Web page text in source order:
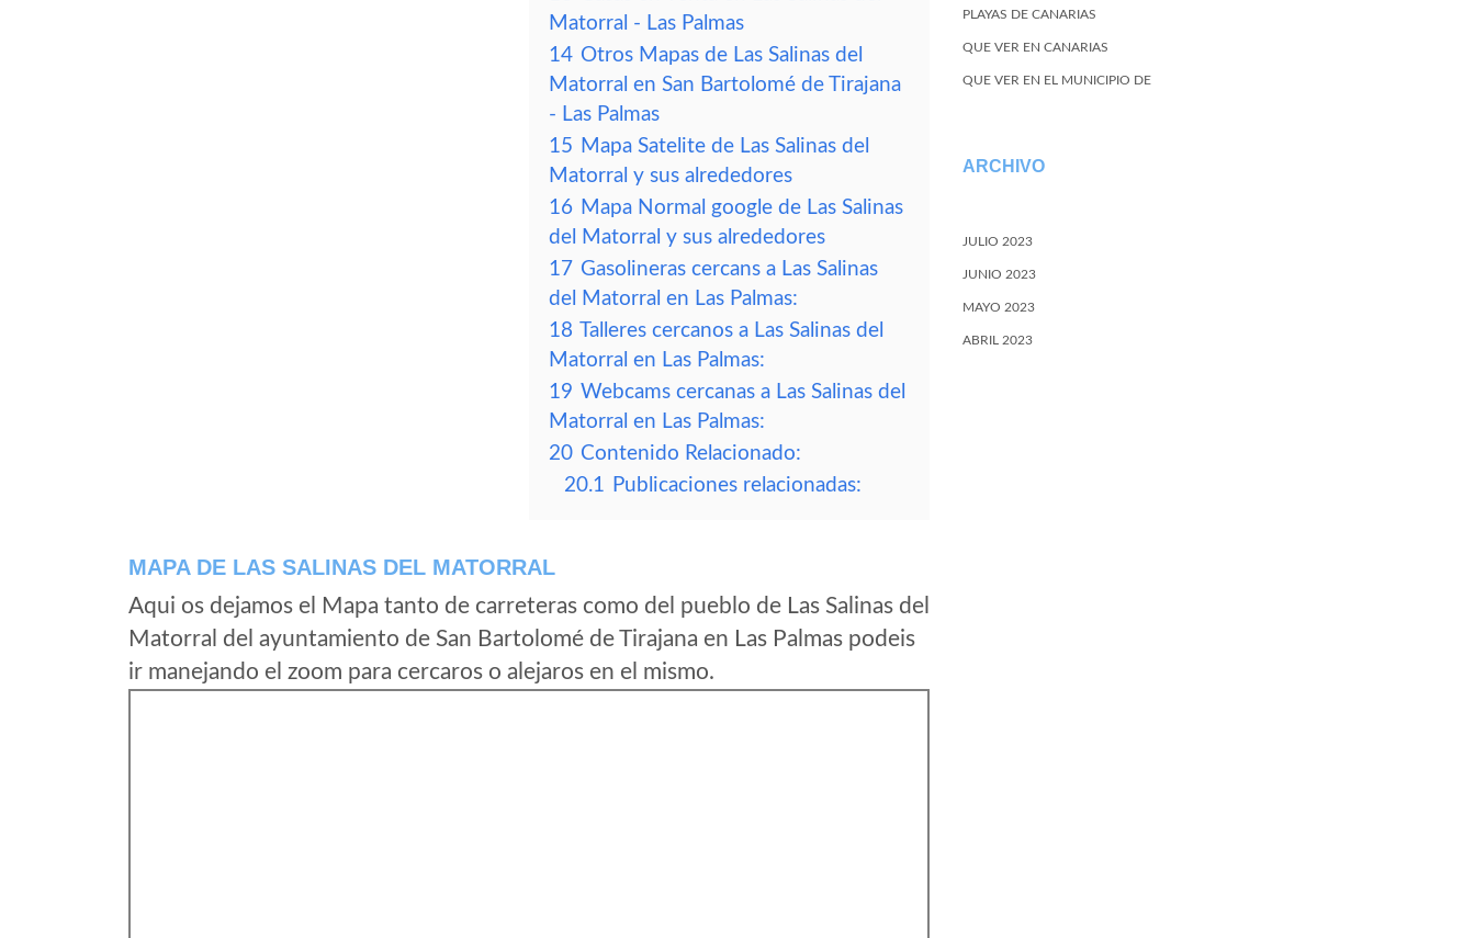
Matorral - Las Palmas
14 Otros Mapas de Las Salinas del
Matorral en San Bartolomé de Tirajana
- Las Palmas
15 Mapa Satelite de Las Salinas del
Matorral y sus alrededores
16 Mapa Normal google de Las Salinas
del Matorral y sus alrededores
17 Gasolineras cercans a Las Salinas
del Matorral en Las Palmas:
18 Talleres cercanos a Las Salinas del
Matorral en Las Palmas:
19 Webcams cercanas a Las Salinas del
Matorral en Las Palmas:
20 Contenido Relacionado:
20.1 Publicaciones relacionadas:
MAPA DE LAS SALINAS DEL MATORRAL
Aqui os dejamos el Mapa tanto de carreteras como del pueblo de Las Salinas del
Matorral del ayuntamiento de San Bartolomé de Tirajana en Las Palmas podeis
ir manejando el zoom para cercaros o alejaros en el mismo.
PLAYAS DE CANARIAS
QUE VER EN CANARIAS
QUE VER EN EL MUNICIPIO DE
ARCHIVO
JULIO 2023
JUNIO 2023
MAYO 2023
ABRIL 2023